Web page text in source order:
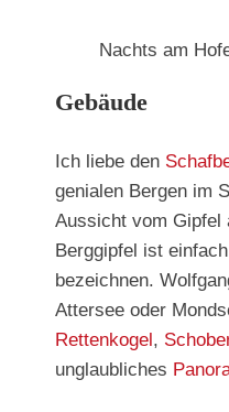
Nachts am
Gebäude
Ich liebe den
genialen Bergen im
Aussicht vom Gipfel
Berggipfel ist
bezeichnen.
Attersee oder
Rettenkogel ,
unglaubliches